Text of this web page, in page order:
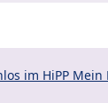
im HiPP